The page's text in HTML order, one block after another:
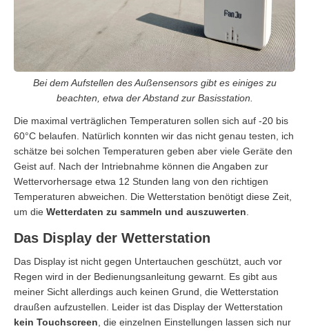
Bei dem Aufstellen des Außensensors gibt es einiges zu
beachten, etwa der Abstand zur Basisstation.
Die maximal verträglichen Temperaturen sollen sich auf -20 bis
60°C belaufen. Natürlich konnten wir das nicht genau testen, ich
schätze bei solchen Temperaturen geben aber viele Geräte den
Geist auf. Nach der Intriebnahme können die Angaben zur
Wettervorhersage etwa 12 Stunden lang von den richtigen
Temperaturen abweichen. Die Wetterstation benötigt diese Zeit,
um die Wetterdaten zu sammeln und auszuwerten
Das Display der Wetterstation
Das Display ist nicht gegen Untertauchen geschützt, auch vor
Regen wird in der Bedienungsanleitung gewarnt. Es gibt aus
meiner Sicht allerdings auch keinen Grund, die Wetterstation
draußen aufzustellen. Leider ist das Display der Wetterstation
kein Touchscreen , die einzelnen Einstellungen lassen sich nur